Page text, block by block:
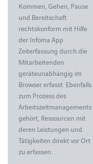
Kommen, Gehen, Pause
und Bereitschaft
rechtskonform mit Hilfe
der Infoma App
Zeiterfassung durch die
Mitarbeitenden
geräteunabhängig im
Browser erfasst. Ebenfalls
zum Prozess des
Arbeitszeitmanagements
gehört, Ressourcen mit
deren Leistungen und
Tätigkeiten direkt vor Ort
zu erfassen.